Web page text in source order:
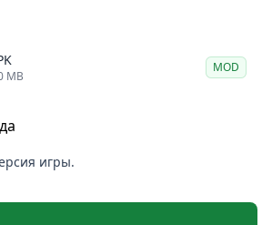
и полны препятствий — в
и каждый угол имеют
HeadHunters на фоне других
— это постоянная смена
в начале и остаётесь с ним
MB
MOD
игры.